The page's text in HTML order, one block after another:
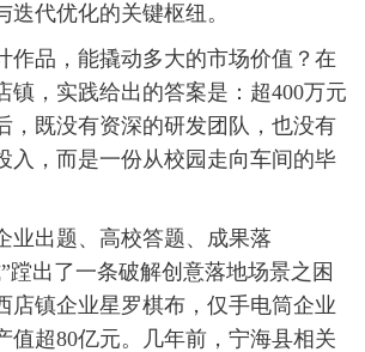
迭代优化的关键枢纽。
品，能撬动多大的市场价值？在
镇，实践给出的答案是：超400万元
，既没有资深的研发团队，也没有
入，而是一份从校园走向车间的毕
出题、高校答题、成果落
出了一条破解创意落地场景之困
店镇企业星罗棋布，仅手电筒企业
值超80亿元。几年前，宁海县相关